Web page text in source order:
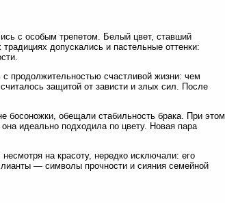
с особым трепетом. Белый цвет, ставший
допускались и пастельные оттенки:
продолжительностью счастливой жизни: чем
защитой от зависти и злых сил. После
обещали стабильность брака. При этом
идеально подходила по цвету. Новая пара
на красоту, нередко исключали: его
— символы прочности и сияния семейной